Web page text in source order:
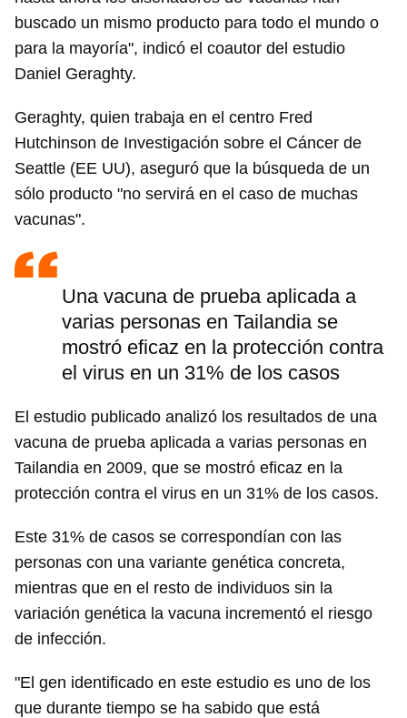
buscado un mismo producto para todo el mundo o
para la mayoría", indicó el coautor del estudio
Daniel Geraghty.
Geraghty, quien trabaja en el centro Fred
Hutchinson de Investigación sobre el Cáncer de
Seattle (EE UU), aseguró que la búsqueda de un
sólo producto "no servirá en el caso de muchas
vacunas".
Una vacuna de prueba aplicada a
varias personas en Tailandia se
mostró eficaz en la protección contra
el virus en un 31% de los casos
El estudio publicado analizó los resultados de una
vacuna de prueba aplicada a varias personas en
Tailandia en 2009, que se mostró eficaz en la
protección contra el virus en un 31% de los casos.
Este 31% de casos se correspondían con las
personas con una variante genética concreta,
mientras que en el resto de individuos sin la
variación genética la vacuna incrementó el riesgo
de infección.
"El gen identificado en este estudio es uno de los
que durante tiempo se ha sabido que está